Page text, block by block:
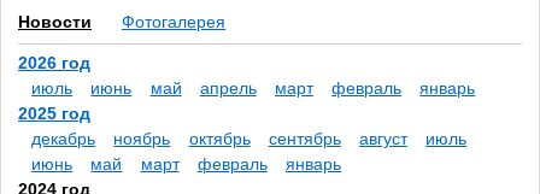
Новости Фотогалерея
2026 год
июль
июнь май апрель март февраль
январь
2025 год
декабрь
ноябрь октябрь сентябрь август
июль
июнь
май март февраль
январь
2024 год